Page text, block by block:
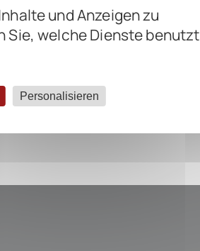
und Anzeigen zu
Sie, welche Dienste benutzt
Personalisieren